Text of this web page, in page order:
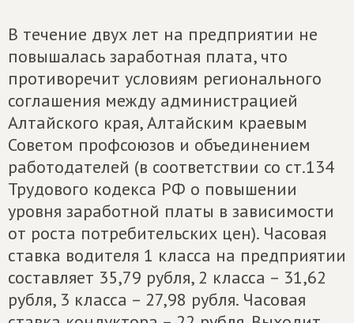
В течение двух лет на предприятии не
повышалась заработная плата, что
противоречит условиям регионального
соглашения между администрацией
Алтайского края, Алтайским краевым
Советом профсоюзов и объединением
работодателей (в соответствии со ст.134
Трудового кодекса РФ о повышении
уровня заработной платы в зависимости
от роста потребительских цен). Часовая
ставка водителя 1 класса на предприятии
составляет 35,79 рубля, 2 класса – 31,62
рубля, 3 класса – 27,98 рубля. Часовая